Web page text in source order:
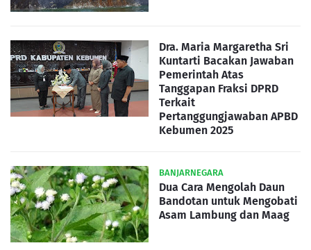
Dra. Maria Margaretha Sri
Kuntarti Bacakan Jawaban
Pemerintah Atas
Tanggapan Fraksi DPRD
Terkait
Pertanggungjawaban APBD
Kebumen 2025
BANJARNEGARA
Dua Cara Mengolah Daun
Bandotan untuk Mengobati
Asam Lambung dan Maag